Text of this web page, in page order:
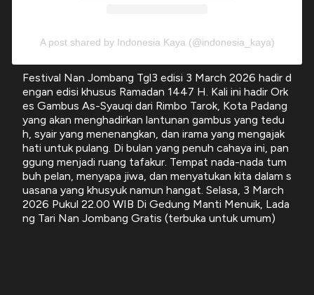
A post shared by Indonesia Kaya (@indonesia_kaya)
Festival Nan Jombang Tgl3 edisi 3 March 2026 hadir d
engan edisi khusus Ramadan 1447 H. Kali ini hadir Ork
es Gambus As-Syauqi dari Rimbo Tarok, Kota Padang
yang akan menghadirkan lantunan gambus yang tedu
h, syair yang menenangkan, dan irama yang mengajak
hati untuk pulang. Di bulan yang penuh cahaya ini, pan
ggung menjadi ruang tafakur. Tempat nada-nada tum
buh pelan, menyapa jiwa, dan menyatukan kita dalam s
uasana yang khusyuk namun hangat. Selasa, 3 March
2026 Pukul 22.00 WIB Di Gedung Manti Menuik, Lada
ng Tari Nan Jombang Gratis (terbuka untuk umum)